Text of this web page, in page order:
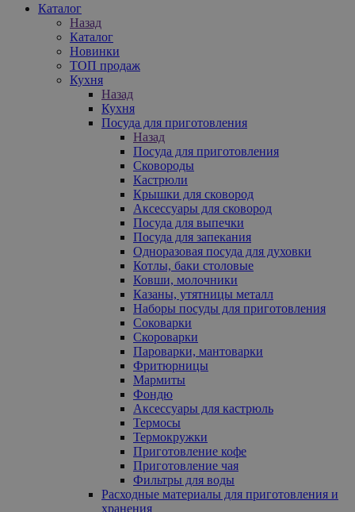
Каталог
Назад
Каталог
Новинки
ТОП продаж
Кухня
Назад
Кухня
Посуда для приготовления
Назад
Посуда для приготовления
Сковороды
Кастрюли
Крышки для сковород
Аксессуары для сковород
Посуда для выпечки
Посуда для запекания
Одноразовая посуда для духовки
Котлы, баки столовые
Ковши, молочники
Казаны, утятницы металл
Наборы посуды для приготовления
Соковарки
Скороварки
Пароварки, мантоварки
Фритюрницы
Мармиты
Фондю
Аксессуары для кастрюль
Термосы
Термокружки
Приготовление кофе
Приготовление чая
Фильтры для воды
Расходные материалы для приготовления и
хранения